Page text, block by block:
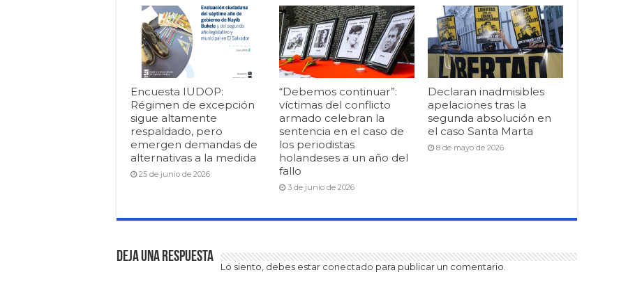
Encuesta IUDOP:
Régimen de excepción
sigue altamente
respaldado, pero
emergen demandas de
alternativas a la medida
25 de junio de 2026
“Debemos continuar”:
víctimas del conflicto
armado celebran la
sentencia en el caso de
los periodistas
holandeses a un año del
fallo
3 de junio de 2026
Declaran inadmisibles
apelaciones tras la
segunda absolución en
el caso Santa Marta
8 de mayo de 2026
Deja una respuesta
Lo siento, debes estar conectado para publicar un comentario.